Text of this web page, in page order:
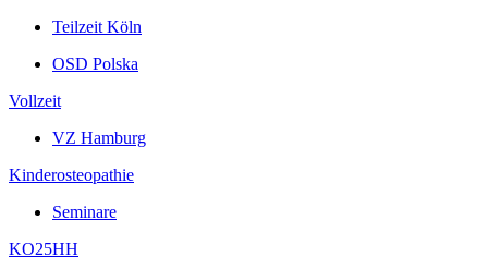
Teilzeit Köln
OSD Polska
Vollzeit
VZ Hamburg
Kinderosteopathie
Seminare
KO25HH